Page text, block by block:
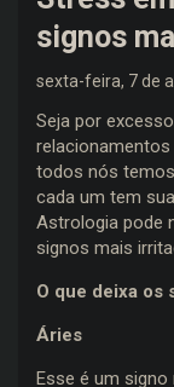
signos
sexta-feira, 7 de
Seja por
todos nós
cada um tem
Astrologia pode
signos mais
O que deixa os
Áries
Esse é um